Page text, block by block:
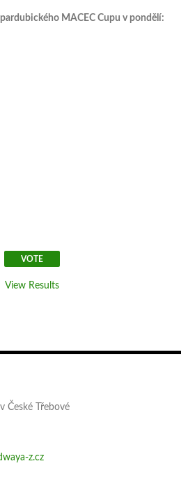
MACEC Cupu v pondělí:
View Results
České Třebové
z.cz